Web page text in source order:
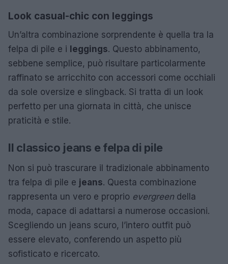
Look casual-chic con leggings
Un’altra combinazione sorprendente è quella tra la
felpa di pile e i leggings. Questo abbinamento,
sebbene semplice, può risultare particolarmente
raffinato se arricchito con accessori come occhiali
da sole oversize e slingback. Si tratta di un look
perfetto per una giornata in città, che unisce
praticità e stile.
Il classico jeans e felpa di pile
Non si può trascurare il tradizionale abbinamento
tra felpa di pile e jeans. Questa combinazione
rappresenta un vero e proprio evergreen della
moda, capace di adattarsi a numerose occasioni.
Scegliendo un jeans scuro, l’intero outfit può
essere elevato, conferendo un aspetto più
sofisticato e ricercato.